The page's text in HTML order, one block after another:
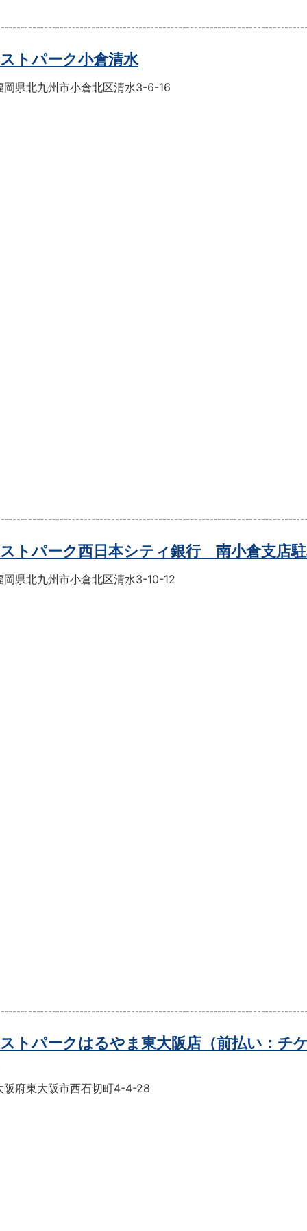
ストパーク小倉清水
岡県北九州市小倉北区清水3-6-16
ストパーク西日本シティ銀行 南小倉支店
岡県北九州市小倉北区清水3-10-12
ストパークはるやま東大阪店（前払い：チ
阪府東大阪市西石切町4-4-28